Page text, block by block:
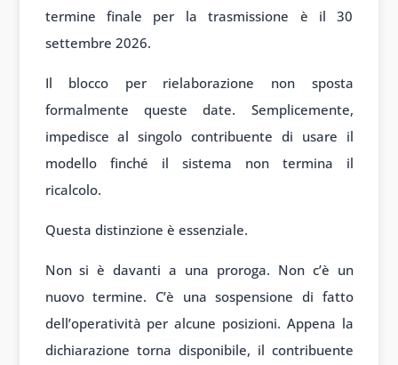
termine finale per la trasmissione è il 30
settembre 2026.
Il blocco per rielaborazione non sposta
formalmente queste date. Semplicemente,
impedisce al singolo contribuente di usare il
modello finché il sistema non termina il
ricalcolo.
Questa distinzione è essenziale.
Non si è davanti a una proroga. Non c’è un
nuovo termine. C’è una sospensione di fatto
dell’operatività per alcune posizioni. Appena la
dichiarazione torna disponibile, il contribuente